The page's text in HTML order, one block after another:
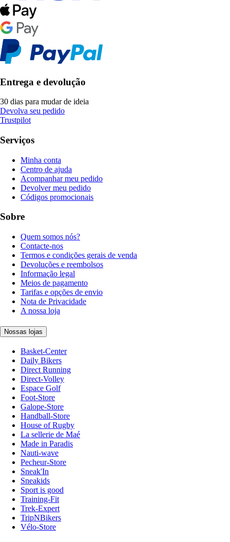
Entrega e devolução
30 dias para mudar de ideia
Devolva seu pedido
Trustpilot
Serviços
Minha conta
Centro de ajuda
Acompanhar meu pedido
Devolver meu pedido
Códigos promocionais
Sobre
Quem somos nós?
Contacte-nos
Termos e condições gerais de venda
Devoluções e reembolsos
Informação legal
Meios de pagamento
Tarifas e opções de envio
Nota de Privacidade
A nossa loja
Nossas lojas
Basket-Center
Daily Bikers
Direct Running
Direct-Volley
Espace Golf
Foot-Store
Galope-Store
Handball-Store
House of Rugby
La sellerie de Maé
Made in Paradis
Nauti-wave
Pecheur-Store
Sneak'In
Sneakids
Sport is good
Training-Fit
Trek-Expert
TripNBikers
Vélo-Store